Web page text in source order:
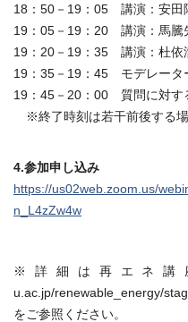
18：50－19：05 講演：安田
19：05－19：20 講演：馬騰
19：20－19：35 講演：杜依
19：35－19：45 モデレータ
19：45－20：00 質問に対す
※終了時刻は若干前後する場
4.参加申し込み
https://us02web.zoom.us/
n_L4zZw4w
※詳細は再エネ講座
u.ac.jp/renewable_energy/
をご参照ください。